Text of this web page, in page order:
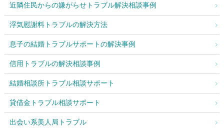
近隣住民からの嫌がらせトラブル解決相談事例
浮気慰謝料トラブルの解決方法
息子の結婚トラブルサポートの解決事例
信用トラブルの解決相談事例
結婚相談所トラブル相談サポート
貸借金トラブル相談サポート
出会い系美人局トラブル